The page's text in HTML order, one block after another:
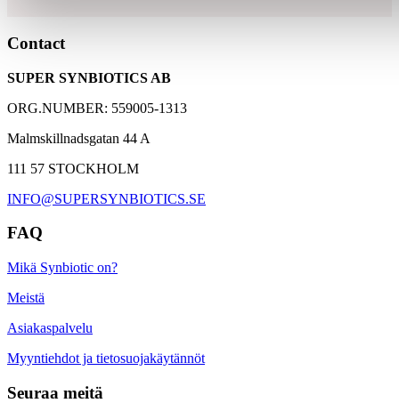
4 grammaa gluteenittomia ravintokuituja
Contact
SUPER SYNBIOTICS AB
ORG.NUMBER: 559005-1313
Malmskillnadsgatan 44 A
111 57 STOCKHOLM
INFO@SUPERSYNBIOTICS.SE
FAQ
Mikä Synbiotic on?
Meistä
Asiakaspalvelu
Myyntiehdot ja tietosuojakäytännöt
Seuraa meitä